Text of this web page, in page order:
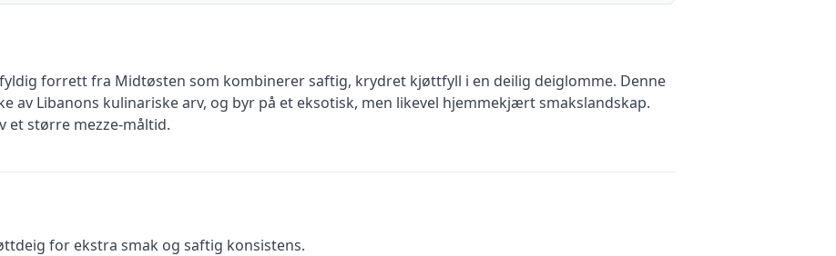
forrett fra Midtøsten som kombinerer saftig, krydret kjøttfyll i en deilig deiglomme. Denne
av Libanons kulinariske arv, og byr på et eksotisk, men likevel hjemmekjært smakslandskap.
et større mezze-måltid.
for ekstra smak og saftig konsistens.